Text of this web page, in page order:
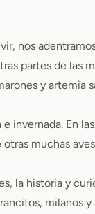
nos
partes de las
y artemia
invernada. En
muchas
la historia y
milanos y